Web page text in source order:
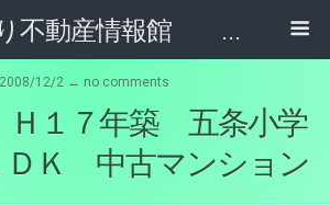
日替わり不動産情報館 リア･ライブログ
2008/12/2 ↔ no comments
１７年築 五条小学
Ｋ 中古マンション